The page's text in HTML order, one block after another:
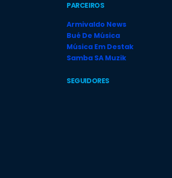
PARCEIROS
Armivaldo News
Bué De Música
Música Em Destak
Samba SA Muzik
SEGUIDORES